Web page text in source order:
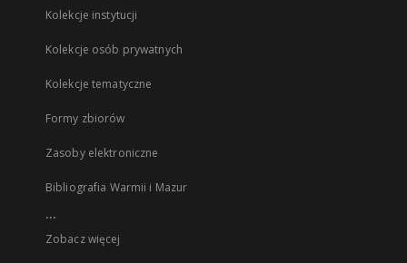
Kolekcje instytucji
Kolekcje osób prywatnych
Kolekcje tematyczne
Formy zbiorów
Zasoby elektroniczne
Bibliografia Warmii i Mazur
...
Zobacz więcej